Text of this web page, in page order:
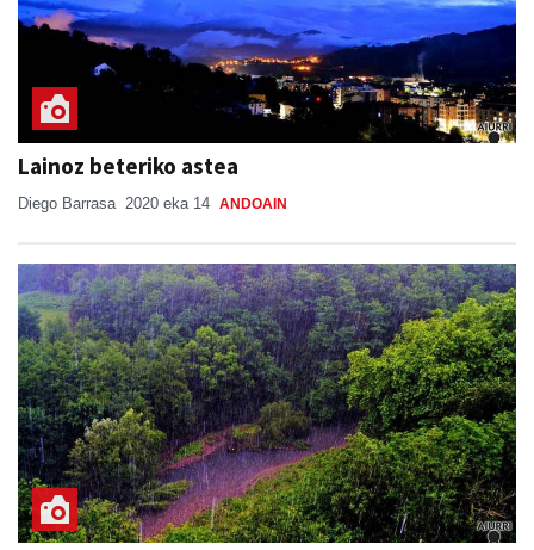
Lainoz beteriko astea
Diego Barrasa 2020 eka 14 ANDOAIN